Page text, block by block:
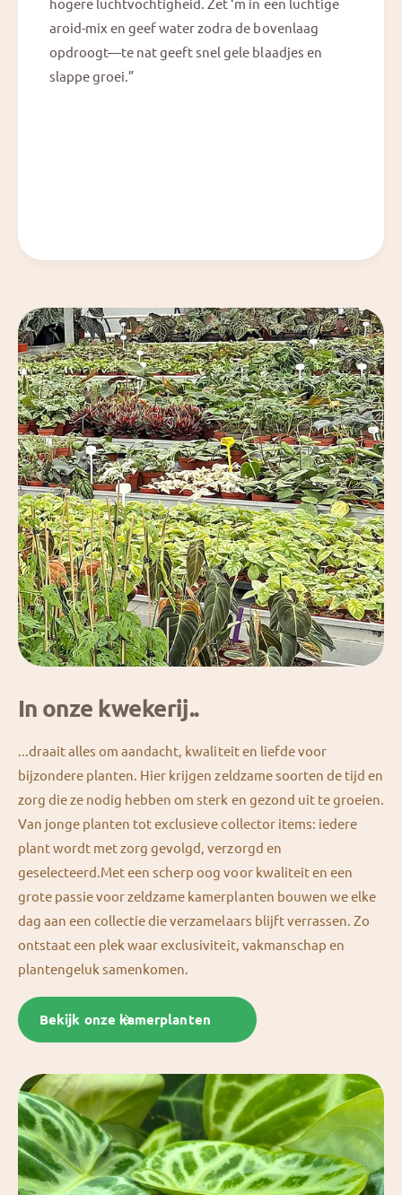
aroid-mix en geef water zodra de bovenlaag
opdroogt—te nat geeft snel gele blaadjes en
slappe groei.”
In onze kwekerij..
...draait alles om aandacht, kwaliteit en liefde voor
bijzondere planten. Hier krijgen zeldzame soorten de tijd en
zorg die ze nodig hebben om sterk en gezond uit te groeien.
Van jonge planten tot exclusieve collector items: iedere
plant wordt met zorg gevolgd, verzorgd en
geselecteerd.Met een scherp oog voor kwaliteit en een
grote passie voor zeldzame kamerplanten bouwen we elke
dag aan een collectie die verzamelaars blijft verrassen. Zo
ontstaat een plek waar exclusiviteit, vakmanschap en
plantengeluk samenkomen.
Bekijk onze kamerplanten